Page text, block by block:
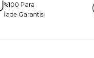
%100 Para
İade Garantisi